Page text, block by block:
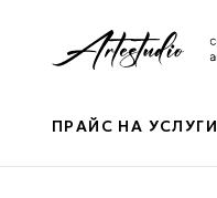
ПРАЙС НА УСЛУГИ